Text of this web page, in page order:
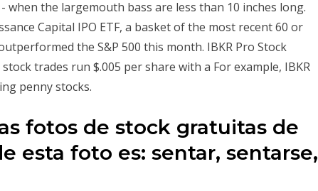
the largemouth bass are less than 10 inches long.
Capital IPO ETF, a basket of the most recent 60 or
the S&P 500 this month. IBKR Pro Stock
trades run $.005 per share with a For example, IBKR
penny stocks.
fotos de stock gratuitas de
esta foto es: sentar, sentarse,